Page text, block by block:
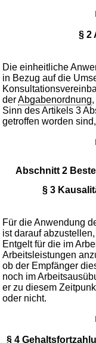
§ 2
Die einheitliche
in Bezug auf die
derAbgabenordnung
Sinn des Artikels 3
getroffen worden
Abschnitt 2
§ 3
Für die Anwendung
ist darauf
Entgelt für die im
Arbeitsleistungen
ob der Empfänger
noch im
er zu diesem
oder nicht.
§ 4